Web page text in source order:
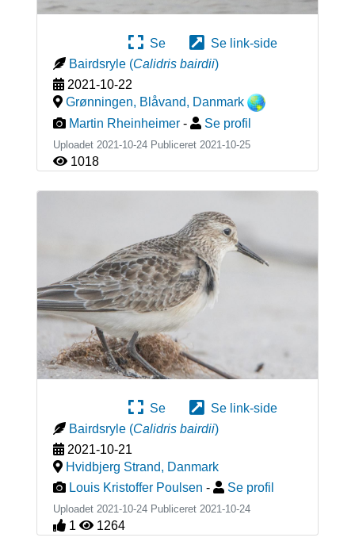
Se
Se link-side
Bairdsryle (Calidris bairdii)
2021-10-22
Grønningen, Blåvand, Danmark
Martin Rheinheimer - Se profil
Uploadet 2021-10-24 Publiceret 2021-10-25
1018
Se
Se link-side
Bairdsryle (Calidris bairdii)
2021-10-21
Hvidbjerg Strand, Danmark
Louis Kristoffer Poulsen - Se profil
Uploadet 2021-10-24 Publiceret 2021-10-24
1 1264